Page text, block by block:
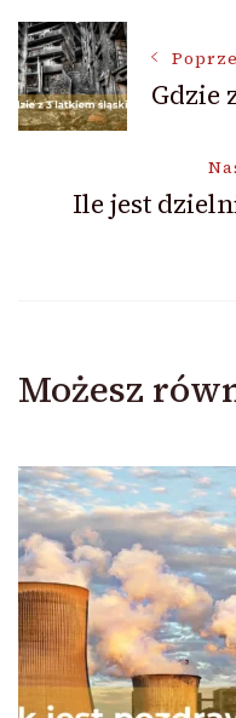
wpisu
Gdzie
Ile jest
Możesz